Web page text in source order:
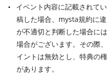
イベント内容に記載されて
稿した場合、mysta規約に
が不適切と判断した場合に
場合がございます。その際
イントは無効とし、特典の
があります。